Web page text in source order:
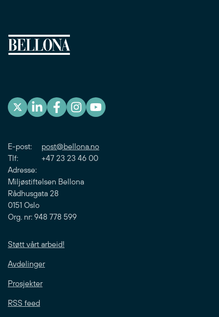
E-post: post@bellona.no
Tlf: +47 23 23 46 00
Adresse:
Miljøstiftelsen Bellona
Rådhusgata 28
0151 Oslo
Org. nr: 948 778 599
Støtt vårt arbeid!
Avdelinger
Prosjekter
RSS feed